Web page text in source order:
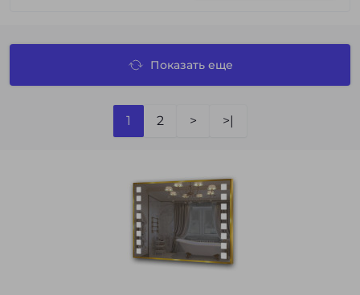
Показать еще
1 2 > >|